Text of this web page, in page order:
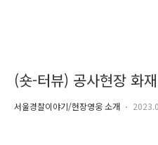
(숏-터뷰) 공사현장 화
서울경찰이야기/현장영웅 소개